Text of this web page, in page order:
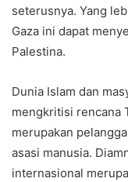
seterusnya. Yang
Gaza ini dapat
Palestina.
Dunia Islam dan
mengkritisi rencana
merupakan
asasi manusia.
internasional